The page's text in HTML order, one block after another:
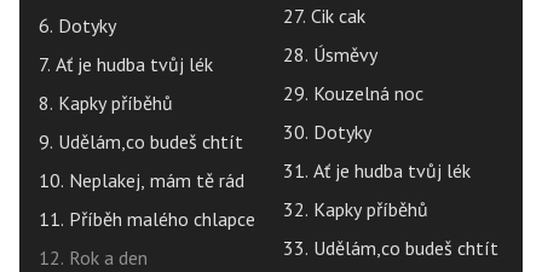
6. Dotyky
7. Ať je hudba tvůj lék
8. Kapky příběhů
9. Udělám,co budeš chtít
10. Neplakej, mám tě rád
11. Příběh malého chlapce
12. Rok a den
27. Cik cak
28. Úsměvy
29. Kouzelná noc
30. Dotyky
31. Ať je hudba tvůj lék
32. Kapky příběhů
33. Udělám,co budeš chtít